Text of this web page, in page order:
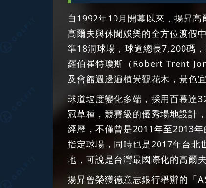
自1992年10月開幕以來，揚昇
高爾夫與休閒娛樂的全方位渡假
準18洞球場，球道總長7,200碼
羅伯崔特瓊斯（Robert Trent
及會館週邊遍植景觀花木，景色宜
球道坡度變化多端，採用百慕達
冠草種，競賽級的優秀場地設計
經歷，不僅曾是2011年至2013年
指定球場，同時也是2017年台北
地，可說是台灣最國際化的高爾夫
揚昇曾榮獲德意志銀行舉辦的「